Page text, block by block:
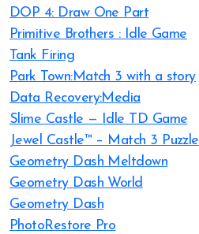
DOP 4: Draw One Part
Primitive Brothers : Idle Game
Tank Firing
Park Town:Match 3 with a story
Data Recovery:Media
Slime Castle — Idle TD Game
Jewel Castle™ – Match 3 Puzzle
Geometry Dash Meltdown
Geometry Dash World
Geometry Dash
PhotoRestore Pro